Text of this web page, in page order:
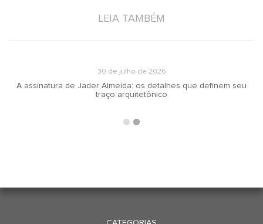
LEIA TAMBÉM
30 de julho de 2026
A assinatura de Jader Almeida: os detalhes que definem seu
traço arquitetônico